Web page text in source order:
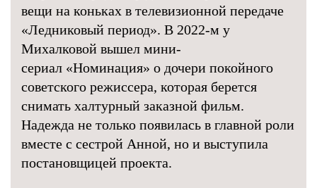
вещи на коньках в телевизионной передаче
«Ледниковый период». В 2022-м у
Михалковой вышел мини-
сериал «Номинация» о дочери покойного
советского режиссера, которая берется
снимать халтурный заказной фильм.
Надежда не только появилась в главной роли
вместе с сестрой Анной, но и выступила
постановщицей проекта.